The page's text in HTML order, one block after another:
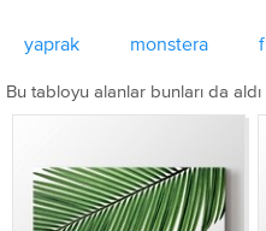
yaprak monstera
Bu tabloyu alanlar bunları da aldı